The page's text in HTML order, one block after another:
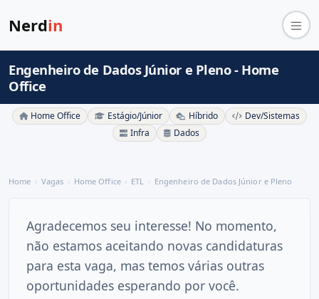
Nerdin
Engenheiro de Dados Júnior e Pleno - Home
Office
Home Office Estágio/Júnior Híbrido
Dev/Sistemas
Infra
Dados
Home Vagas Home Office ETL Engenheiro de Dados Júnior e Pleno
Agradecemos seu interesse! No momento,
não estamos aceitando novas candidaturas
para esta vaga, mas temos várias outras
oportunidades esperando por você.